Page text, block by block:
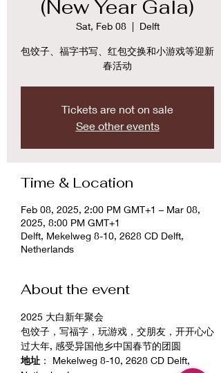
(New Year Gala)
Sat, Feb 08
  |
Delft
包饺子、福字书写、红包交换和小游戏等迎新
春活动
Tickets are not on sale
See other events
Time & Location
Feb 08, 2025, 2:00 PM GMT+1 – Mar 08,
2025, 8:00 PM GMT+1
Delft, Mekelweg 8-10, 2628 CD Delft,
Netherlands
About the event
2025 大白新年聚会
包饺子，写福字，玩游戏，交朋友，开开心心
过大年, 感受异国他乡中国春节的团圆
地址 ： Mekelweg 8-10, 2628 CD Delft,